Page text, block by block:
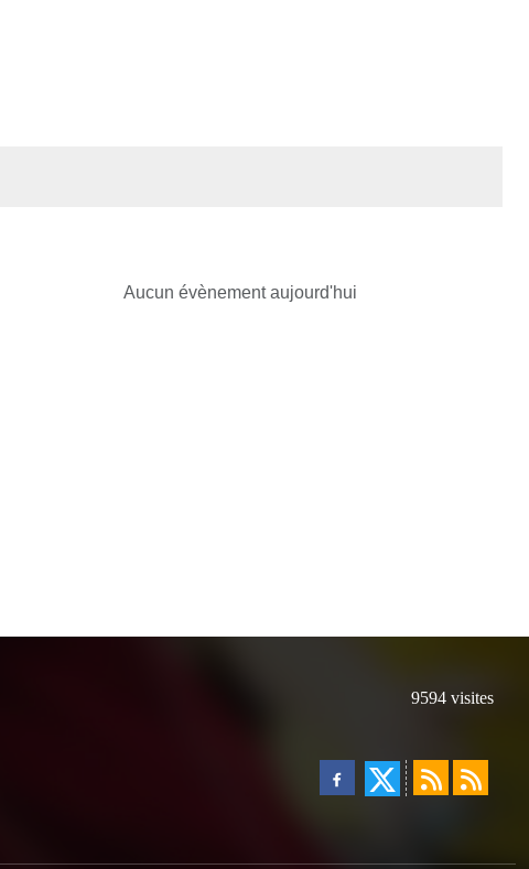
Aucun évènement aujourd'hui
9594 visites